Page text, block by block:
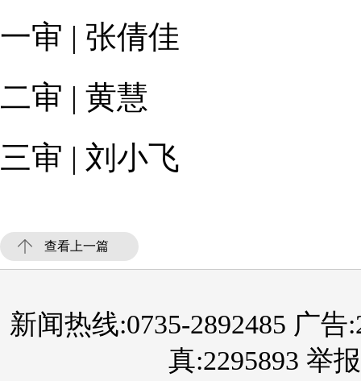
一审 | 张倩佳
二审 | 黄慧
三审 | 刘小飞
查看上一篇
新闻热线:0735-2892485 广告
真:2295893 举